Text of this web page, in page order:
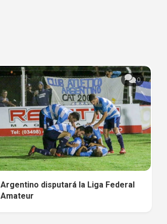
0
Argentino disputará la Liga Federal
Amateur